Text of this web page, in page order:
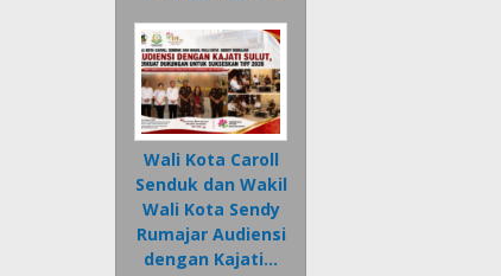
Wali Kota Caroll
Senduk dan Wakil
Wali Kota Sendy
Rumajar Audiensi
dengan Kajati…